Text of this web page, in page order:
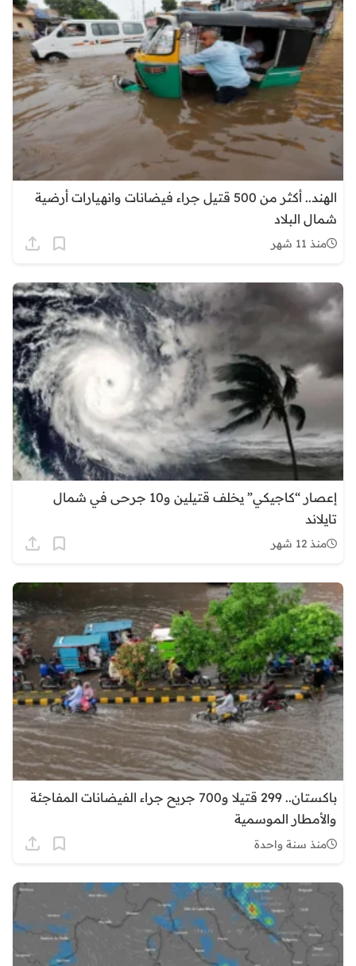
الهند.. أكثر من 500 قتيل جراء فيضانات وانهيارات أرضية
شمال البلاد
منذ 11 شهر
إعصار “كاجيكي” يخلف قتيلين و10 جرحى في شمال
تايلاند
منذ 12 شهر
باكستان.. 299 قتيلا و700 جريح جراء الفيضانات المفاجئة
والأمطار الموسمية
منذ سنة واحدة